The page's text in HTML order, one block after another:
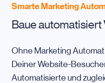
Smarte Marketing
Baue automatisiert
Ohne Marketing
Deiner Website-
Automatisierte und